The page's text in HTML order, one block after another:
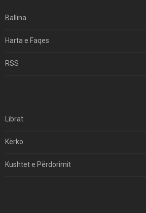
Ballina
Harta e Faqes
RSS
Librat
Kërko
Kushtet e Përdorimit